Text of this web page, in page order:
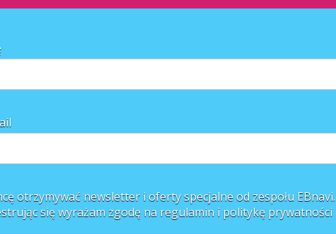
otrzymywać newsletter i oferty specjalne od zespołu EBnavi.
się wyrażam zgodę na regulamin i politykę prywatności